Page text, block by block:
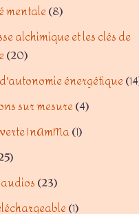
mentale 8
alchimique et les clés de
20
énergétique 14
sur mesure 4
InAmMa 1
23
1